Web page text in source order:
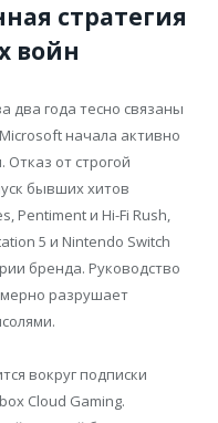
стратегия
войн
два года тесно связаны
начала активно
от строгой
бывших хитов
Pentiment и Hi-Fi Rush,
5 и Nintendo Switch
бренда. Руководство
разрушает
вокруг подписки
Cloud Gaming.